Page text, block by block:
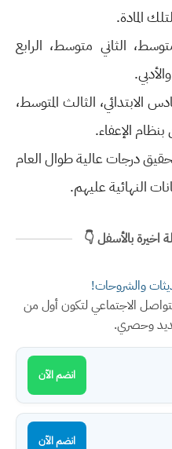
الثاني متوسط، الرابع
الابتدائي، الثالث المتوسط،
الإعفاء.
درجات عالية طوال العام
النهائية عليهم.
اخيرة بالأسفل 👇
والشروحات!
الاجتماعي لتكون أول من
وحصري.
انضم الآن
انضم الآن